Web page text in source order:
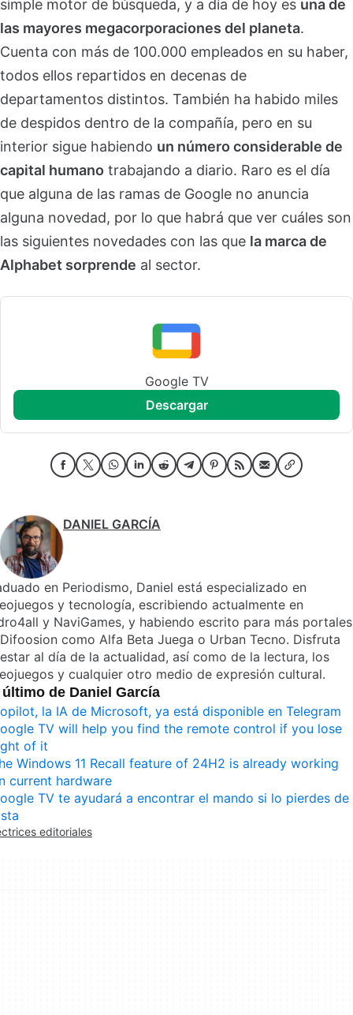
simple motor de búsqueda, y a día de hoy es una de
las mayores megacorporaciones del planeta.
Cuenta con más de 100.000 empleados en su haber,
todos ellos repartidos en decenas de
departamentos distintos. También ha habido miles
de despidos dentro de la compañía, pero en su
interior sigue habiendo un número considerable de
capital humano trabajando a diario. Raro es el día
que alguna de las ramas de Google no anuncia
alguna novedad, por lo que habrá que ver cuáles son
las siguientes novedades con las que la marca de
Alphabet sorprende al sector.
Google TV
descargar
DANIEL GARCÍA
en Periodismo, Daniel está especializado en
y tecnología, escribiendo actualmente en
y NaviGames, y habiendo escrito para más portales
como Alfa Beta Juega o Urban Tecno. Disfruta
al día de la actualidad, así como de la lectura, los
y cualquier otro medio de expresión cultural.
de Daniel García
la IA de Microsoft, ya está disponible en Telegram
TV will help you find the remote control if you lose
of it
Windows 11 Recall feature of 24H2 is already working
current hardware
TV te ayudará a encontrar el mando si lo pierdes de
editoriales